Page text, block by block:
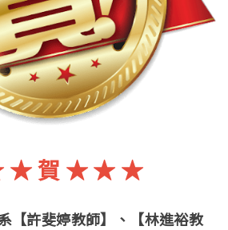
賀 ★ ★ ★
【許斐婷教師】、【林進裕教